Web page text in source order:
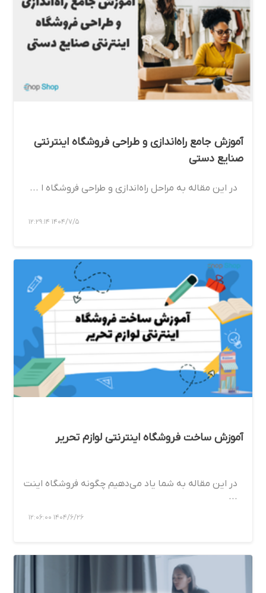
آموزش جامع راه‌اندازی و طراحی فروشگاه اینترنتی
صنایع دستی
در این مقاله به مراحل راه‌اندازی و طراحی فروشگاه ا ...
1404/7/5 12:29:14
آموزش ساخت فروشگاه اینترنتی لوازم تحریر
در این مقاله به شما یاد می‌دهیم چگونه فروشگاه اینت
...
1404/6/26 12:06:00